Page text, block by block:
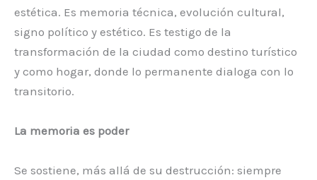
estética. Es memoria técnica, evolución cultural,
signo político y estético. Es testigo de la
transformación de la ciudad como destino turístico
y como hogar, donde lo permanente dialoga con lo
transitorio.
La memoria es poder
Se sostiene, más allá de su destrucción: siempre